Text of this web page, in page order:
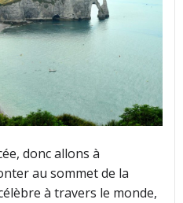
donc allons à
au sommet de la
à travers le monde,